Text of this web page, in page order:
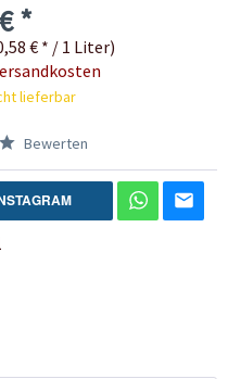
*
€ * / 1 Liter)
lieferbar
Bewerten